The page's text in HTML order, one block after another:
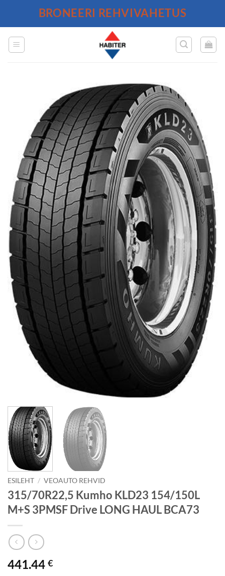
BRONEERI REHVIVAHETUS
ESILEHT / VEOAUTO REHVID
315/70R22,5 Kumho KLD23 154/150L
M+S 3PMSF Drive LONG HAUL BCA73
441.44 €